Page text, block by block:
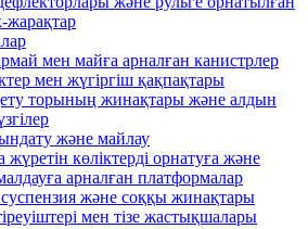
жарақтар
мен майға арналған канистрлер
мен жүгіргіш қақпақтары
торының жинақтары және алдын
және майлау
жүретін көліктерді орнатуға және
арналған платформалар
және соққы жинақтары
мен тізе жастықшалары